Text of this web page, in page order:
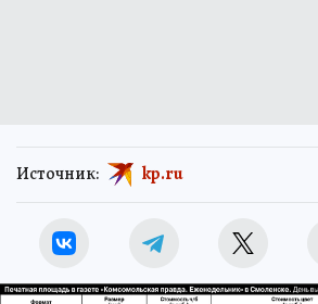
Источник: kp.ru